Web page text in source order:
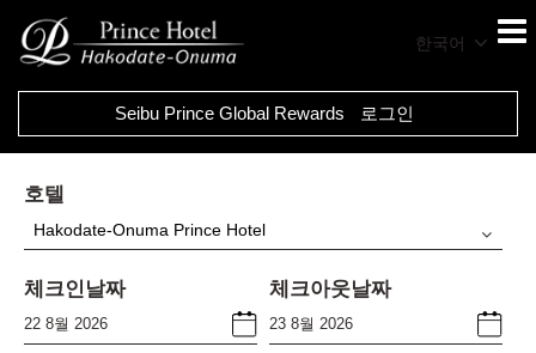
한국어
Seibu Prince Global Rewards 로그인
호텔
Hakodate-Onuma Prince Hotel
체크인날짜 체크아웃날짜